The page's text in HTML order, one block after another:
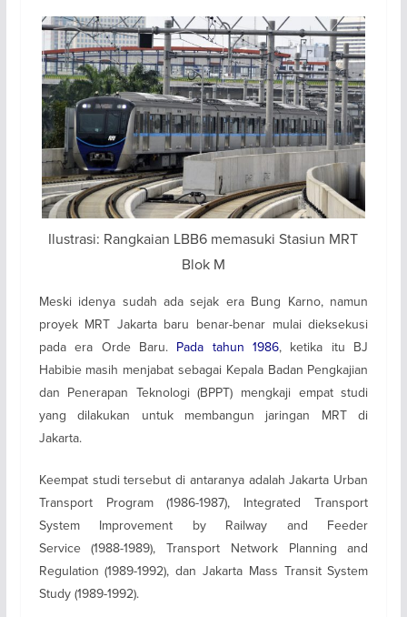
Ilustrasi: Rangkaian LBB6 memasuki Stasiun MRT
Blok M
Meski idenya sudah ada sejak era Bung Karno, namun
proyek MRT Jakarta baru benar-benar mulai dieksekusi
pada era Orde Baru. Pada tahun 1986, ketika itu BJ
Habibie masih menjabat sebagai Kepala Badan Pengkajian
dan Penerapan Teknologi (BPPT) mengkaji empat studi
yang dilakukan untuk membangun jaringan MRT di
Jakarta.
Keempat studi tersebut di antaranya adalah Jakarta Urban
Transport Program (1986-1987), Integrated Transport
System Improvement by Railway and Feeder
Service (1988-1989), Transport Network Planning and
Regulation (1989-1992), dan Jakarta Mass Transit System
Study (1989-1992).